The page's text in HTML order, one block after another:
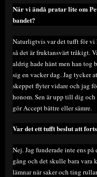
När vi ändå pratar lite om
bandet?
Naturligtvis var det tufft för vi
så det är fruktansvärt tråkigt.
aldrig hade hänt men han tog
sig en vacker dag. Jag tycker
skeppet flyter vidare och jag
honom. Sen är upp till dig och
gör Accept bättre eller sämre.
Var det ett tufft beslut att
Nej. Jag funderade inte ens
gång och det skulle bara vara
lämnar när saker och ting